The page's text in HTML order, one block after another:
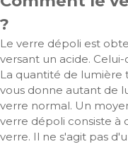
?
Le verre dépoli est
versant un acide.
La quantité de lumière
vous donne autant de
verre normal. Un
verre dépoli consiste à
verre. Il ne s'agit pas